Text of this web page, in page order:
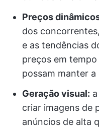
Preços
dos
e as tendências
preços em
possam manter
Geração visual:
criar imagens de
anúncios de alta